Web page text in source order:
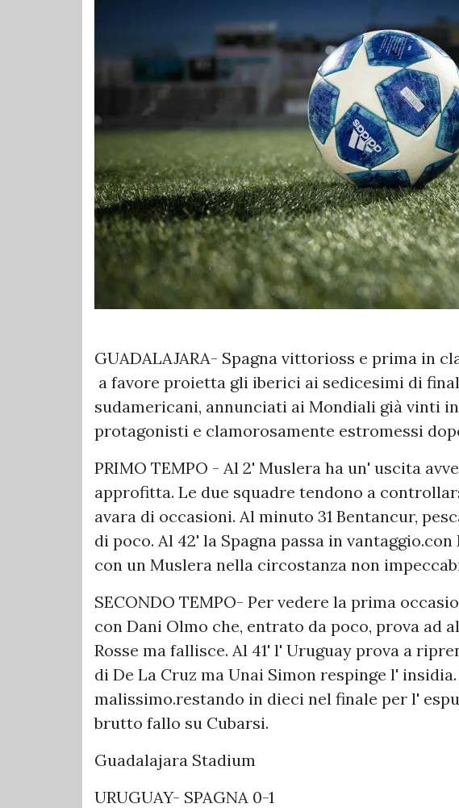
GUADALAJARA- Spagna vittorioss e prima in
a favore proietta gli iberici ai sedicesimi di
sudamericani, annunciati ai Mondiali già vinti
protagonisti e clamorosamente estromessi
PRIMO TEMPO - Al 2' Muslera ha un' uscita
approfitta. Le due squadre tendono a
avara di occasioni. Al minuto 31 Bentancur,
di poco. Al 42' la Spagna passa in
con un Muslera nella circostanza non
SECONDO TEMPO- Per vedere la prima
con Dani Olmo che, entrato da poco, prova ad
Rosse ma fallisce. Al 41' l' Uruguay prova a
di De La Cruz ma Unai Simon respinge l'
malissimo.restando in dieci nel finale per l'
brutto fallo su Cubarsi.
Guadalajara Stadium
URUGUAY- SPAGNA 0-1